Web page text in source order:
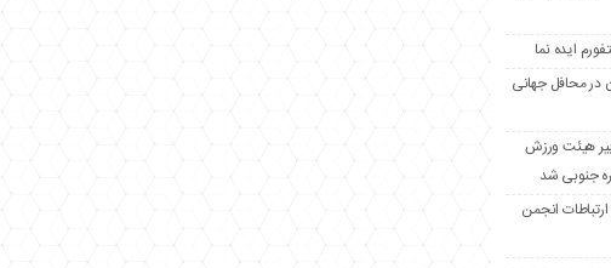
ایده نما
در محافل جهانی
هیئت ورزش
جنوبی شد
انجمن